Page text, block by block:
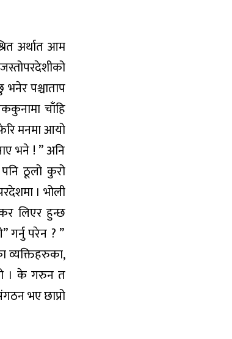
अर्थात आम
जस्तोपरदेशीको
भनेरपश्चाताप
कुनामा चाँहि
मनमाआयो
भने ! ”अनि
पनि ठूलो कुरो
। भोली
लिएर हुन्छ
”गर्नुपरेन ? ”
व्यक्तिहरुका,
। के गरुन त
भएछाप्रो